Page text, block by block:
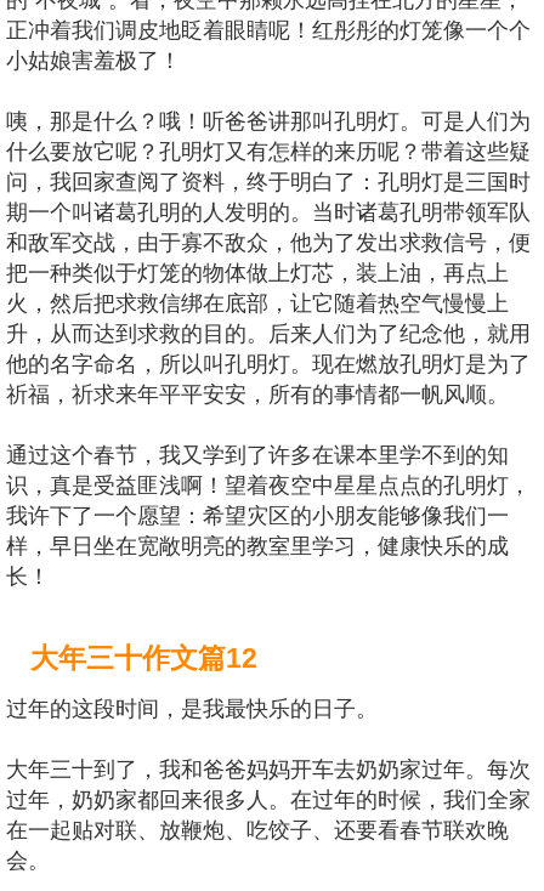
正冲着我们调皮地眨着眼睛呢！红彤彤的灯笼像一个个
小姑娘害羞极了！
咦，那是什么？哦！听爸爸讲那叫孔明灯。可是人们为
什么要放它呢？孔明灯又有怎样的来历呢？带着这些疑
问，我回家查阅了资料，终于明白了：孔明灯是三国时
期一个叫诸葛孔明的人发明的。当时诸葛孔明带领军队
和敌军交战，由于寡不敌众，他为了发出求救信号，便
把一种类似于灯笼的物体做上灯芯，装上油，再点上
火，然后把求救信绑在底部，让它随着热空气慢慢上
升，从而达到求救的目的。后来人们为了纪念他，就用
他的名字命名，所以叫孔明灯。现在燃放孔明灯是为了
祈福，祈求来年平平安安，所有的事情都一帆风顺。
通过这个春节，我又学到了许多在课本里学不到的知
识，真是受益匪浅啊！望着夜空中星星点点的孔明灯，
我许下了一个愿望：希望灾区的小朋友能够像我们一
样，早日坐在宽敞明亮的教室里学习，健康快乐的成
长！
大年三十作文篇12
过年的这段时间，是我最快乐的日子。
大年三十到了，我和爸爸妈妈开车去奶奶家过年。每次
过年，奶奶家都回来很多人。在过年的时候，我们全家
在一起贴对联、放鞭炮、吃饺子、还要看春节联欢晚
会。